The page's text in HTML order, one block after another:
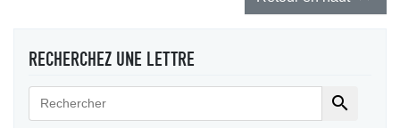
RECHERCHEZ UNE LETTRE
